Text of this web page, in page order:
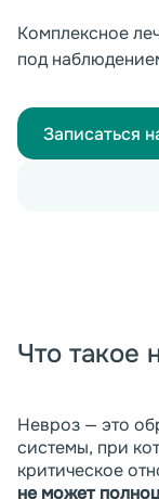
Комплексное
под
Записаться
Что такое
Невроз — это
системы, при
критическое
не может